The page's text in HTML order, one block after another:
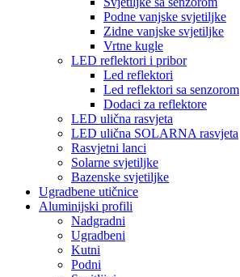
Podne vanjske svjetiljke
Zidne vanjske svjetiljke
Vrtne kugle
LED reflektori i pribor
Led reflektori
Led reflektori sa senzorom
Dodaci za reflektore
LED ulična rasvjeta
LED ulična SOLARNA rasvjeta
Rasvjetni lanci
Solarne svjetiljke
Bazenske svjetiljke
Ugradbene utičnice
Aluminijski profili
Nadgradni
Ugradbeni
Kutni
Podni